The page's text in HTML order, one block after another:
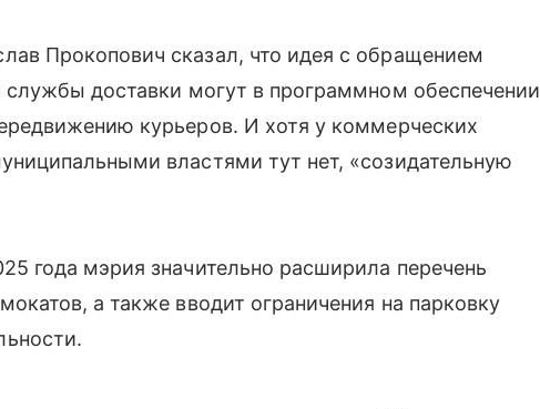
Прокопович сказал, что идея с обращением
службы доставки могут в программном обеспечении
курьеров. И хотя у коммерческих
властями тут нет, «созидательную
года мэрия значительно расширила перечень
а также вводит ограничения на парковку